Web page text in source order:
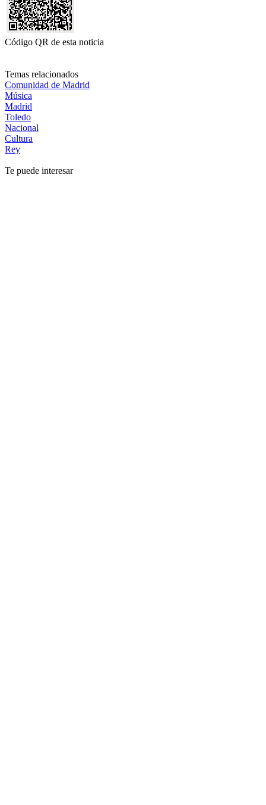
Código QR de esta noticia
Temas relacionados
Comunidad de Madrid
Música
Madrid
Toledo
Nacional
Cultura
Rey
Te puede interesar